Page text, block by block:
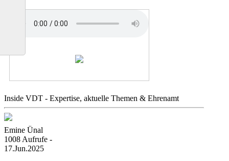
Inside VDT - Expertise, aktuelle Themen & Ehrenamt
Emine Ünal
1008 Aufrufe -
17.Jun.2025